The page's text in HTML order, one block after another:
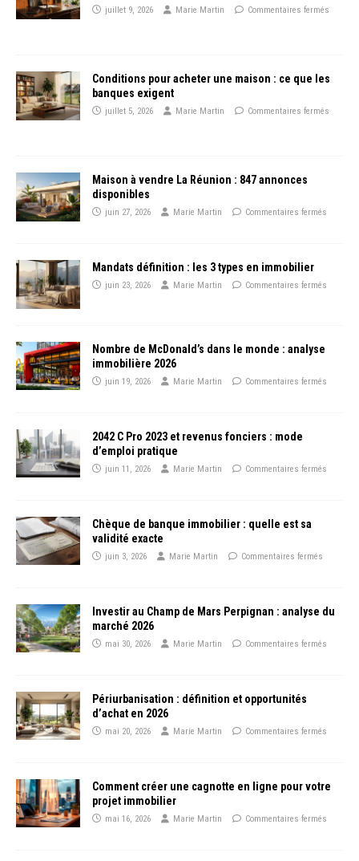
juillet 9, 2026 Marie Martin Commentaires fermés
Conditions pour acheter une maison : ce que les
banques exigent
juillet 5, 2026 Marie Martin Commentaires fermés
Maison à vendre La Réunion : 847 annonces
disponibles
juin 27, 2026 Marie Martin Commentaires fermés
Mandats définition : les 3 types en immobilier
juin 23, 2026 Marie Martin Commentaires fermés
Nombre de McDonald’s dans le monde : analyse
immobilière 2026
juin 19, 2026 Marie Martin Commentaires fermés
2042 C Pro 2023 et revenus fonciers : mode
d’emploi pratique
juin 11, 2026 Marie Martin Commentaires fermés
Chèque de banque immobilier : quelle est sa
validité exacte
juin 3, 2026 Marie Martin Commentaires fermés
Investir au Champ de Mars Perpignan : analyse du
marché 2026
mai 30, 2026 Marie Martin Commentaires fermés
Périurbanisation : définition et opportunités
d’achat en 2026
mai 20, 2026 Marie Martin Commentaires fermés
Comment créer une cagnotte en ligne pour votre
projet immobilier
mai 16, 2026 Marie Martin Commentaires fermés